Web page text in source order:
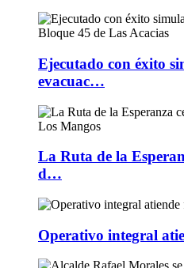
Ejecutado con éxito
evacuac…
La Ruta de la
d…
Operativo integral